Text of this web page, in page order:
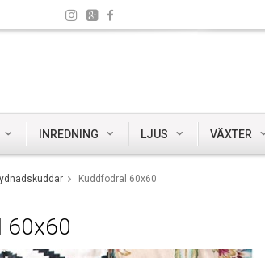
INREDNING LJUS VÄXTER
Kuddfodral 60x60
60x60